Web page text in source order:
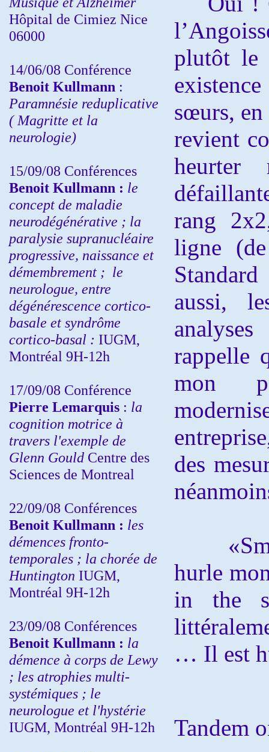
Hôpital de Cimiez Nice
06000
14/06/08 Conférence
Benoit Kullmann :
Paramnésie reduplicative
( Magritte et la
neurologie)
15/09/08 Conférences
Benoit Kullmann : le
concept de maladie
neurodégénérative ; la
paralysie supranucléaire
progressive, naissance et
démembrement ; le
neurologue, entre
dégénérescence cortico-
basale et syndrôme
cortico-basal : IUGM,
Montréal 9H-12h
17/09/08 Conférence
Pierre Lemarquis : la
cognition motrice à
travers l'exemple de
Glenn Gould Centre des
Sciences de Montreal
22/09/08 Conférences
Benoit Kullmann : les
démences fronto-
temporales ; la chorée de
Huntington IUGM,
Montréal 9H-12h
23/09/08 Conférences
Benoit Kullmann : la
démence à corps de Lewy
; les atrophies multi-
systémiques ; le
neurologue et l'hystérie
IUGM, Montréal 9H-12h
plutôt le
sœurs,
revient
heurter
rang
ligne
aussi,
rappelle
mon
des
hurle
in the
… Il est
Tandem